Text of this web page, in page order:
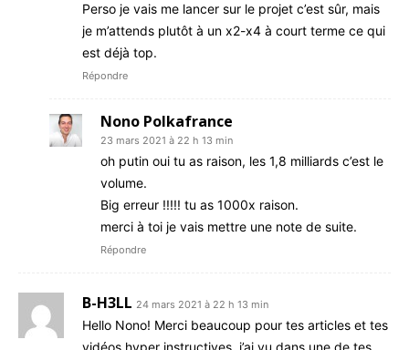
Perso je vais me lancer sur le projet c’est sûr, mais
je m’attends plutôt à un x2-x4 à court terme ce qui
est déjà top.
Répondre
Nono Polkafrance
23 mars 2021 à 22 h 13 min
oh putin oui tu as raison, les 1,8 milliards c’est le
volume.
Big erreur !!!!! tu as 1000x raison.
merci à toi je vais mettre une note de suite.
Répondre
B-H3LL 24 mars 2021 à 22 h 13 min
Hello Nono! Merci beaucoup pour tes articles et tes